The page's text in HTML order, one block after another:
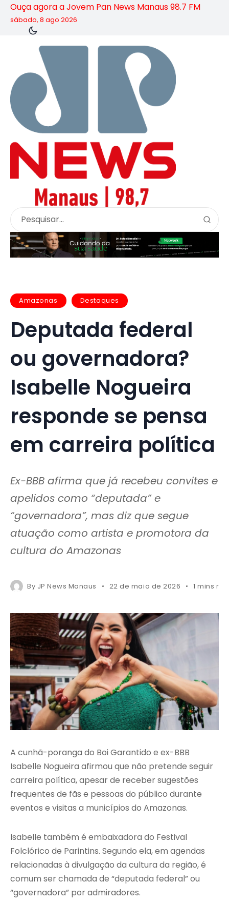
Ouça agora a Jovem Pan News Manaus 98.7 FM
sábado, 8 ago 2026
Amazonas Destaques
Deputada federal
ou governadora?
Isabelle Nogueira
responde se pensa
em carreira política
Ex-BBB afirma que já recebeu convites e
apelidos como “deputada” e
“governadora”, mas diz que segue
atuação como artista e promotora da
cultura do Amazonas
By JP News Manaus 22 de maio de 2026 1 mins
A cunhã-poranga do Boi Garantido e ex-BBB
Isabelle Nogueira afirmou que não pretende seguir
carreira política, apesar de receber sugestões
frequentes de fãs e pessoas do público durante
eventos e visitas a municípios do Amazonas.
Isabelle também é embaixadora do Festival
Folclórico de Parintins. Segundo ela, em agendas
relacionadas à divulgação da cultura da região, é
comum ser chamada de “deputada federal” ou
“governadora” por admiradores.